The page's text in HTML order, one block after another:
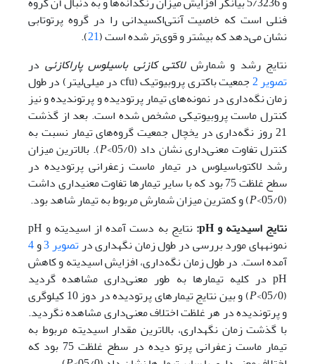
فنلی است که خاصیت آنتی‌اکسیدانی را در گروه پرتوتابی
نشان می‌دهد که بیشتر و قوی‌تر شده است (21
).
نتایج رشد و شمارشلاکتی کازئی باسیلوس پاراکازئی در
تصویر 2
جمعیت باکتری پروبیوتیک (cfu در میلی‌لیتر) در طول
زمان نگه‌داری در نمونه‌های تیمار پرتودیده و پرتوندیده و نیز
کنترل ماست پروبیوتیکی مشخص شده است. بعد از گذشت
21 روز نگه‌داری در یخچال جمعیت گروه‌های تیمار نسبت به
کنترل تفاوت معنی‌داری نشان داد (05/0>
P). بالاترین میزان
رشد لاکتوباسیلوس در تیمار ماست زعفرانی پرتودیده در
سطح غلظت 75 بود که با سایر تیمارها تفاوت معنی­داری داشت
(05/0>
P) و کمترین میزان شمارش مربوط به تیمار شاهد بود.
نتایج اسیدیته وpH
:
نتایج به دست آمده از اسیدیته و pH
نمونه­های مورد بررسی در طول زمان نگه­داری درتصویر 3 و4
آمده است. در طول زمان نگه‌داری، افزایش اسیدیته و کاهش
pH در کلیه تیمارها به طور معنی‌داری مشاهده گردید
(05/0>
P
) و بین نتایج تیمارهای پرتودیده در دوز 10 کیلوگری
و پرتوندیده در هر غلظت اختلاف معنی‌داری مشاهده نگردید.
با گذشت زمان نگه­داری، بالاترین مقدار اسیدیته مربوط به
تیمار ماست زعفرانی پرتو دیده در سطح غلظت 75 بود که